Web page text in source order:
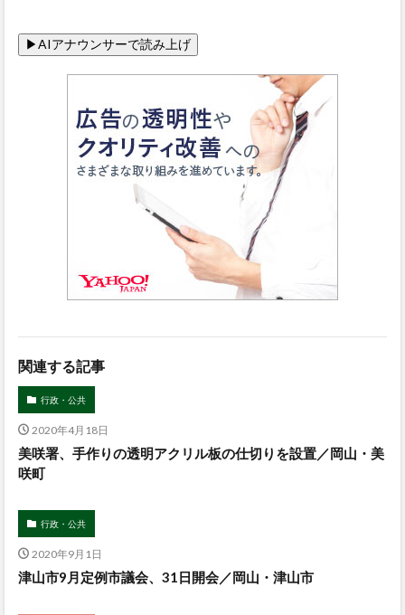
関連する記事
行政・公共
2020年4月18日
美咲署、手作りの透明アクリル板の仕切りを設置／岡山・美
咲町
行政・公共
2020年9月1日
津山市9月定例市議会、31日開会／岡山・津山市